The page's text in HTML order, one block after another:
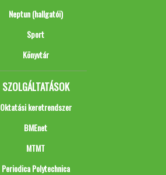
Neptun (hallgatói)
Sport
Könyvtár
SZOLGÁLTATÁSOK
Oktatási keretrendszer
BMEnet
MTMT
Periodica Polytechnica